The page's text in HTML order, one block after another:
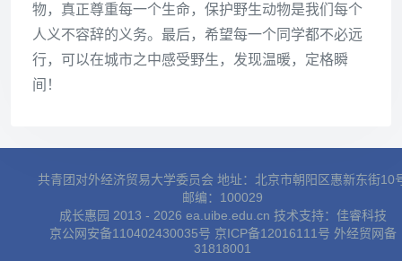
物，真正尊重每一个生命，保护野生动物是我们每个
人义不容辞的义务。最后，希望每一个同学都不必远
行，可以在城市之中感受野生，发现温暖，定格瞬
间！
共青团对外经济贸易大学委员会 地址：北京市朝阳区惠新东街10
邮编：100029
成长惠园 2013 - 2026 ea.uibe.edu.cn 技术支持： 佳睿科技
京公网安备110402430035号 京ICP备12016111号 外经贸网备
31818001